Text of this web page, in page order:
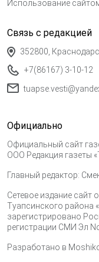
Использование
Связь с редакцией
352800,
+7(86167) 3-10-12
Официально
Официальный сайт
ООО Редакция газеты
Главный редактор:
Сетевое издание сайт
Туапсинского района
зарегистрировано
регистрации СМИ Эл
Разработано в